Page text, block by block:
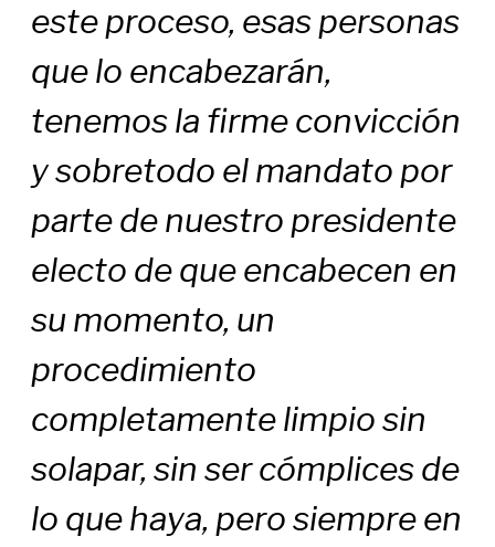
este proceso, esas personas
que lo encabezarán,
tenemos la firme convicción
y sobretodo el mandato por
parte de nuestro presidente
electo de que encabecen en
su momento, un
procedimiento
completamente limpio sin
solapar, sin ser cómplices de
lo que haya, pero siempre en